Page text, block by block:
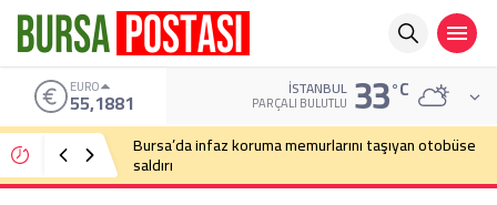
EURO
55,1881 İSTANBUL
PARÇALI BULUTLU 33°C
Bursa’da infaz koruma memurlarını taşıyan otobüse
saldırı